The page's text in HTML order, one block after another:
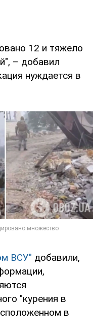
12 и тяжело
– добавил
нуждается в
ВСУ" добавили,
"курения в
в